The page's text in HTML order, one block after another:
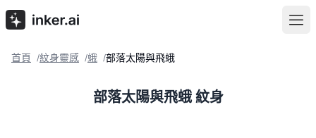
首頁 /紋身靈感 /蛾 /部落太陽與飛蛾
部落太陽與飛蛾 紋身